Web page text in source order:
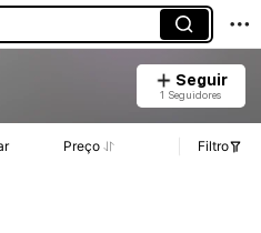
Seguir
1 Seguidores
Preço Filtro